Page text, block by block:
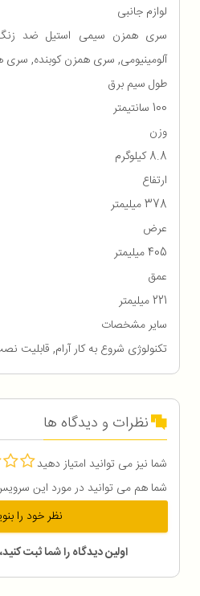
لوازم جانبی
سری همزن سیمی استیل ضد
آلومینیومی, سری همزن کوبنده,
طول سیم برق
100 سانتیمتر
وزن
8.8 کیلوگرم
ارتفاع
378 میلیمتر
عرض
405 میلیمتر
عمق
221 میلیمتر
سایر مشخصات
تکنولوژی شروع به کار آرام,
نظرات و دیدگاه ها
شما نیز می توانید امتیاز دهید
شما هم می توانید در مورد این
نظر خود را
اولین دیدگاه را شما ثبت